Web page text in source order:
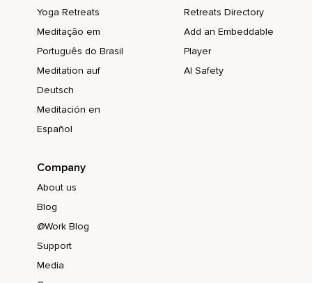
Yoga Retreats
Meditação em
Português do Brasil
Meditation auf
Deutsch
Meditación en
Español
Retreats Directory
Add an Embeddable
Player
AI Safety
Company
About us
Blog
@Work Blog
Support
Media